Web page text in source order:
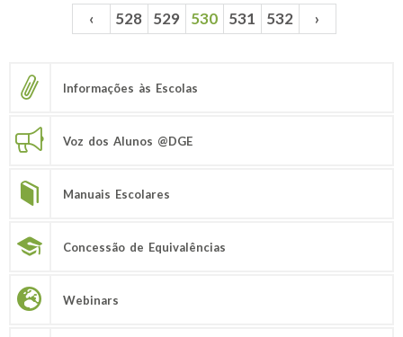
Páginas ‹ 528 529 530 531 532 ›
Informações às Escolas
Voz dos Alunos @DGE
Manuais Escolares
Concessão de Equivalências
Webinars